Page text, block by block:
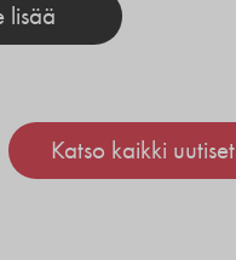
lisää
Katso kaikki uutiset